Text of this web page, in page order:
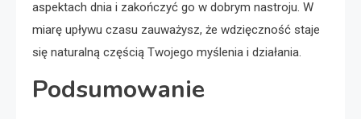
aspektach dnia i zakończyć go w dobrym nastroju. W
miarę upływu czasu zauważysz, że wdzięczność staje
się naturalną częścią Twojego myślenia i działania.
Podsumowanie